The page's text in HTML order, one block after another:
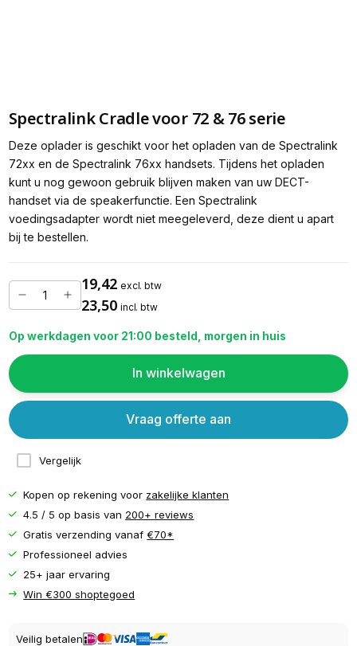
Spectralink Cradle voor 72 & 76 serie
Deze oplader is geschikt voor het opladen van de Spectralink
72xx en de Spectralink 76xx handsets. Tijdens het opladen
kunt u nog gewoon gebruik blijven maken van uw DECT-
handset via de speakerfunctie. Een Spectralink
voedingsadapter wordt niet meegeleverd, deze dient u apart
bij te bestellen.
19,42 excl. btw
23,50 incl. btw
Op werkdagen voor 21:00 besteld, morgen in huis
In winkelwagen
Vergelijk
Vraag offerte aan
Kopen op rekening voor zakelijke klanten
4.5 / 5 op basis van 200+ reviews
Gratis verzending vanaf€70*
Professioneel advies
25+ jaar ervaring
Win €300 shoptegoed
Veilig betalen